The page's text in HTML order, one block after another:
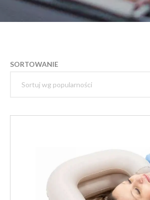
SORTOWANIE